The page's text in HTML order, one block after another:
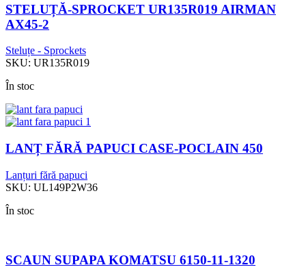
STELUȚĂ-SPROCKET UR135R019 AIRMAN
AX45-2
Steluțe - Sprockets
SKU: UR135R019
În stoc
LANȚ FĂRĂ PAPUCI CASE-POCLAIN 450
Lanțuri fără papuci
SKU: UL149P2W36
În stoc
SCAUN SUPAPA KOMATSU 6150-11-1320